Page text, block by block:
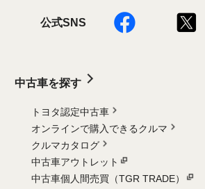
公式SNS
中古車を探す
トヨタ認定中古車
オンラインで購入できるクルマ
クルマカタログ
中古車アウトレット
中古車個人間売買（TGR TRADE）